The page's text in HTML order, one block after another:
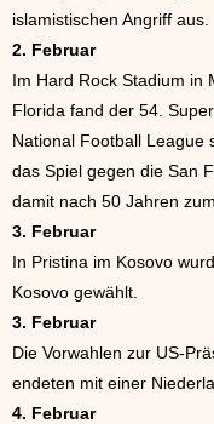
islamistischen Angriff aus.
2. Februar
Im Hard Rock Stadium in
Florida fand der 54.
National Football League
das Spiel gegen die San
damit nach 50 Jahren
3. Februar
In Pristina im Kosovo
Kosovo gewählt.
3. Februar
Die Vorwahlen zur US-
endeten mit einer
4. Februar